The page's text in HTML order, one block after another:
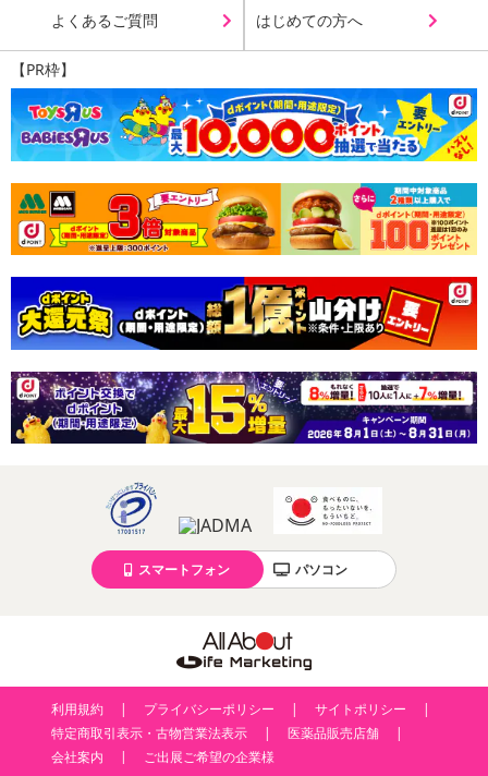
〇水や汚れがしみ込まない防水機能
〇耐久性、耐熱性に優れ、熱や傷からテーブルを守る
〇お好みのサイズにカットして使用可能
・原産国（最終加工地）：中国
・原材料/材質/素材：PVC素材
・商品カラー：ホワイト×格子柄
・使用方法：テーブルを覆うように掛けてご使用下さい
・商品サイズ：約140×180cm
・その他商品仕様：
使い方はあなたのアイデア次第！
例えばこんな使い方！
〇洗面所で仕切りカーテンに
〇キッチンラックにテーブルクロスとおそろいで揃えても統一
感が出て素敵です
〇レースをDIYで取り入れお好きなサイズに切って使ってハン
〇布団をベランダに干す時、汚れてしまうのが気になる時は布
団の下にサッと敷いて
〇傷がつきにくい特性を利用し押入れに敷いても
よくあるご質問 はじめての方へ
【PR枠】
スマートフォン パソコン
利用規約 プライバシーポリシー
サイトポリシー
特定商取引表示・古物営業法表示
医薬品販売店舗
会社案内
ご出展ご希望の企業様